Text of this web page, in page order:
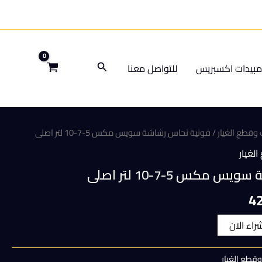
اكسبريس للتواصل معنا البحث
الغيار/ فونية نحاس رشاشة سويس مكس 5-7-10 لتر اصلى
5-7-10 لتر اصلى
السعر
الحالي
هو:
الان
الغيار